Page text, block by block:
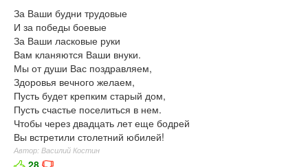
За Ваши будни трудовые
И за победы боевые
За Ваши ласковые руки
Вам кланяются Ваши внуки.
Мы от души Вас поздравляем,
Здоровья вечного желаем,
Пусть будет крепким старый дом,
Пусть счастье поселиться в нем.
Чтобы через двадцать лет еще бодрей
Вы встретили столетний юбилей!
Автор: Василий Костин